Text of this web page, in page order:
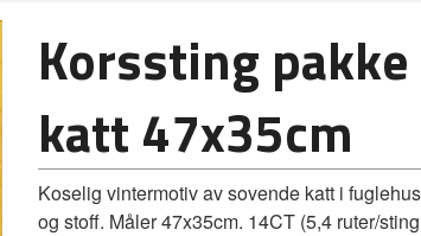
Korssting
katt 47x35cm
Koselig vintermotiv av sovende katt i
og stoff. Måler 47x35cm. 14CT (5,4 ruter/